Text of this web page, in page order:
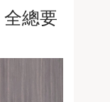
總要